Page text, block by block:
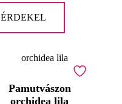
ÉRDEKEL
Pamutvászon
orchidea lila